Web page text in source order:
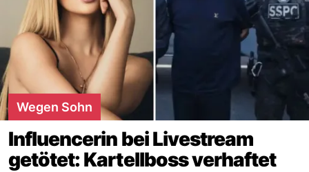
Wegen Sohn
Influencerin bei Livestream
getötet: Kartellboss verhaftet